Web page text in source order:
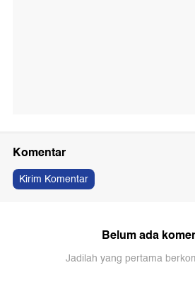
Komentar
Kirim Komentar
Belum ada
Jadilah yang pertama